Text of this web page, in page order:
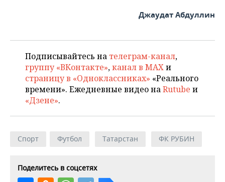
Джаудат Абдуллин
Подписывайтесь на телеграм-канал,
группу «ВКонтакте»,канал в MAXи
страницу в «Одноклассниках» «Реального
времени». Ежедневные видео наRutube и
«Дзене».
Спорт Футбол Татарстан ФК РУБИН
Поделитесь в соцсетях